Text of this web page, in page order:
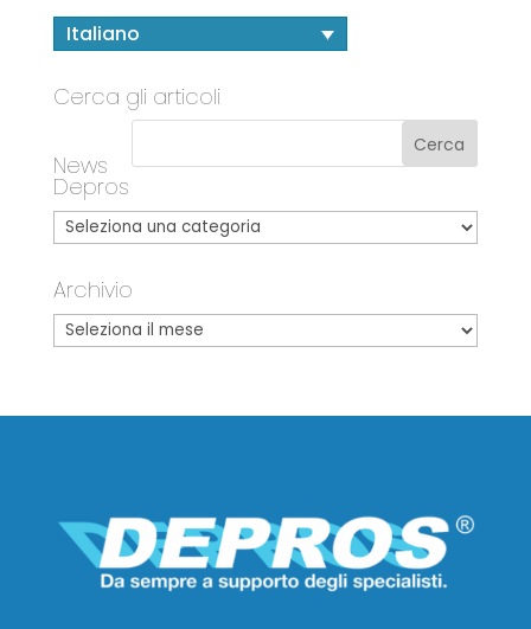
Italiano
Cerca gli articoli
News
Depros
Archivio